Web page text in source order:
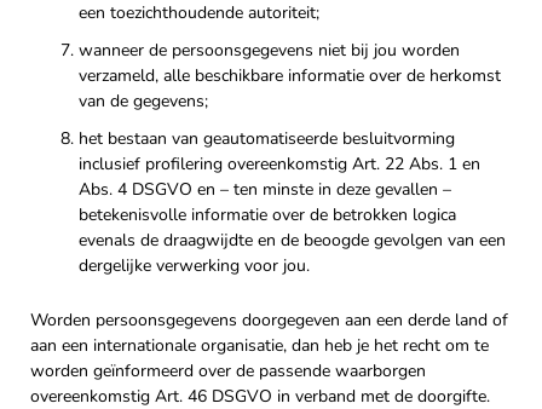
een toezichthoudende autoriteit;
wanneer de persoonsgegevens niet bij jou worden
verzameld, alle beschikbare informatie over de herkomst
van de gegevens;
het bestaan van geautomatiseerde besluitvorming
inclusief profilering overeenkomstig Art. 22 Abs. 1 en
Abs. 4 DSGVO en – ten minste in deze gevallen –
betekenisvolle informatie over de betrokken logica
evenals de draagwijdte en de beoogde gevolgen van een
dergelijke verwerking voor jou.
Worden persoonsgegevens doorgegeven aan een derde land of
aan een internationale organisatie, dan heb je het recht om te
worden geïnformeerd over de passende waarborgen
overeenkomstig Art. 46 DSGVO in verband met de doorgifte.